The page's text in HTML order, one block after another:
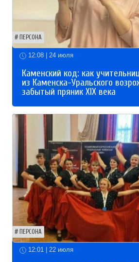
ПЕРСОНА
12:08 | 24 июля
Каменский код: как
из Каменска-Уральского
забытый пряник XIX века
ПЕРСОНА
12:01 | 22 июля